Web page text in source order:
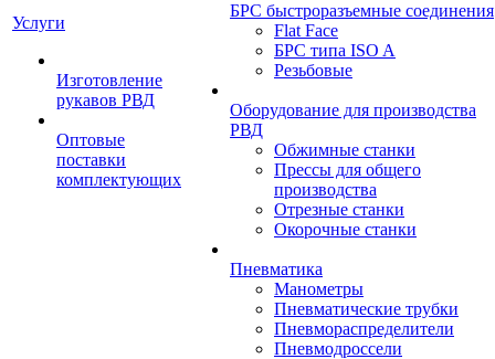
Услуги
Изготовление
рукавов РВД
Оптовые
поставки
комплектующих
БРС быстроразъемные соединения
Flat Face
БРС типа ISO A
Резьбовые
Оборудование для производства
РВД
Обжимные станки
Прессы для общего
производства
Отрезные станки
Окорочные станки
Пневматика
Манометры
Пневматические трубки
Пневмораспределители
Пневмодроссели